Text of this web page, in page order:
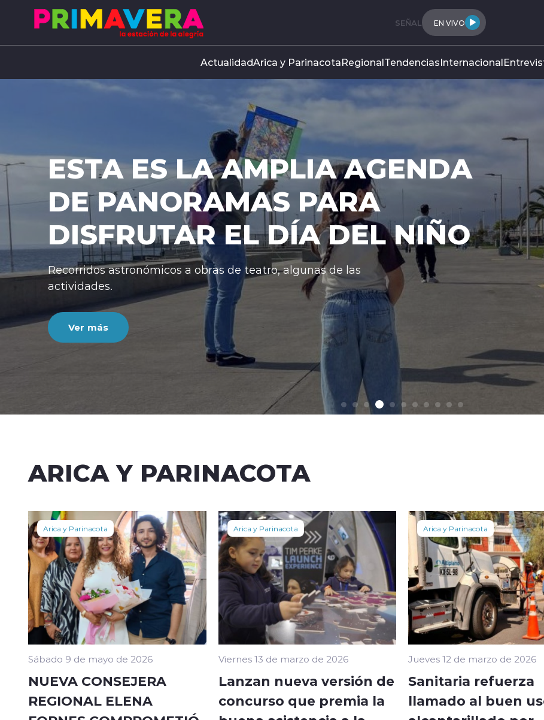
SEÑAL EN VIVO
ActualidadArica y ParinacotaRegionalTendenciasInternacional
ESTA ES LA AMPLIA AGENDA
DE PANORAMAS PARA
DISFRUTAR EL DÍA DEL NIÑO
Recorridos astronómicos a obras de teatro, algunas de las
actividades.
Ver más
ARICA Y PARINACOTA
Arica y Parinacota
Sábado 9 de mayo de 2026
NUEVA CONSEJERA
REGIONAL ELENA
Arica y Parinacota
Viernes 13 de marzo de 2026
Lanzan nueva versión de
concurso que premia la
Arica y Parinacota
Jueves 12 de marzo de 2026
Sanitaria refuerza
llamado al buen